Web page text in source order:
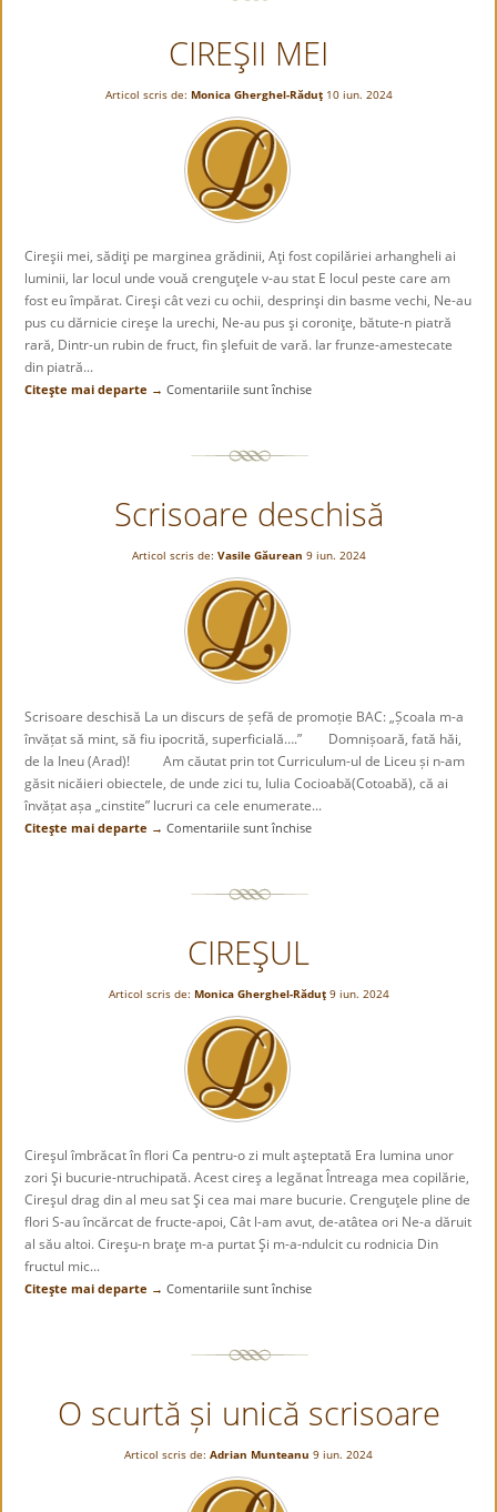
„cu
sens”
CIREŞII MEI
Articol scris de: Monica Gherghel-Răduţ 10 iun. 2024
Cireşii mei, sădiţi pe marginea grădinii, Aţi fost copilăriei arhangheli ai
luminii, Iar locul unde vouă crenguţele v-au stat E locul peste care am
fost eu împărat. Cireşi cât vezi cu ochii, desprinşi din basme vechi, Ne-au
pus cu dărnicie cireşe la urechi, Ne-au pus şi coroniţe, bătute-n piatră
rară, Dintr-un rubin de fruct, fin şlefuit de vară. Iar frunze-amestecate
din piatră...
Citeşte mai departe → Comentariile sunt închise
Scrisoare deschisă
Articol scris de: Vasile Găurean 9 iun. 2024
Scrisoare deschisă La un discurs de șefă de promoție BAC: „Școala m-a
învățat să mint, să fiu ipocrită, superficială….” Domnișoară, fată hăi,
de la Ineu (Arad)! Am căutat prin tot Curriculum-ul de Liceu și n-am
găsit nicăieri obiectele, de unde zici tu, Iulia Cocioabă(Cotoabă), că ai
învățat așa „cinstite” lucruri ca cele enumerate...
Citeşte mai departe → Comentariile sunt închise
CIREŞUL
Articol scris de: Monica Gherghel-Răduţ 9 iun. 2024
Cireşul îmbrăcat în flori Ca pentru-o zi mult aşteptată Era lumina unor
zori Şi bucurie-ntruchipată. Acest cireş a legănat Întreaga mea copilărie,
Cireşul drag din al meu sat Şi cea mai mare bucurie. Crenguţele pline de
flori S-au încărcat de fructe-apoi, Cât l-am avut, de-atâtea ori Ne-a dăruit
al său altoi. Cireşu-n braţe m-a purtat Şi m-a-ndulcit cu rodnicia Din
fructul mic...
Citeşte mai departe → Comentariile sunt închise
O scurtă și unică scrisoare
Articol scris de: Adrian Munteanu 9 iun. 2024